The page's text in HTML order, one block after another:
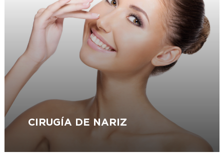
CIRUGÍA DE NARIZ